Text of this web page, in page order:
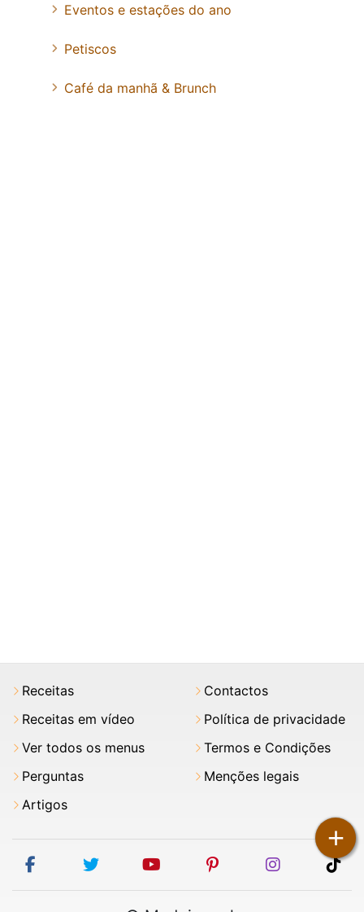
+
Eventos e estações do ano
Petiscos
Café da manhã & Brunch
Receitas
Receitas em vídeo
Ver todos os menus
Perguntas
Artigos
Contactos
Política de privacidade
Termos e Condições
Menções legais
facebooktwitter youtubepinterestinstagram